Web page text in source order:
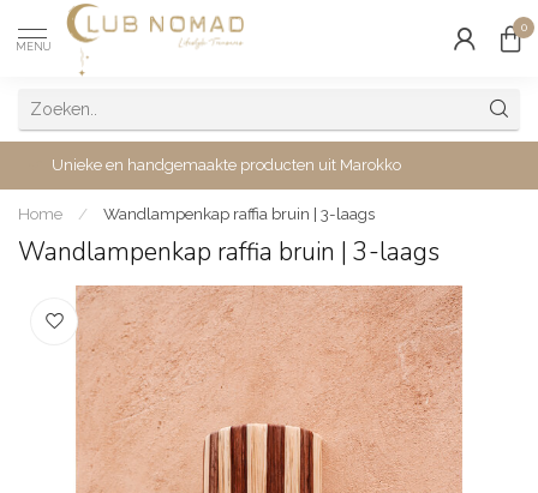
MENU
0
Unieke en handgemaakte producten uit Marokko
Home / Wandlampenkap raffia bruin | 3-laags
Wandlampenkap raffia bruin | 3-laags